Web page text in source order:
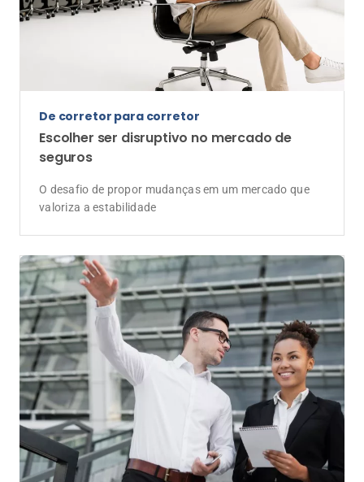
De corretor para corretor
Escolher ser disruptivo no mercado de
seguros
O desafio de propor mudanças em um mercado que
valoriza a estabilidade